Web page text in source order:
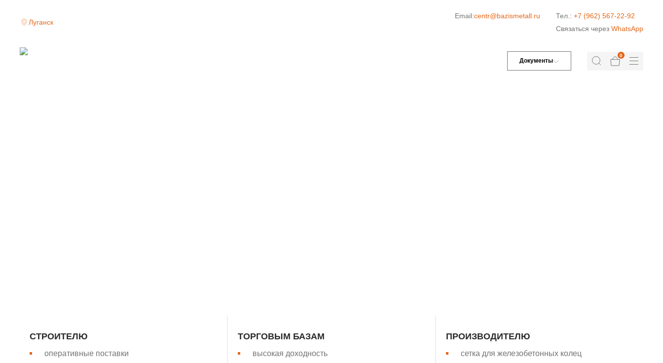
Луганск
Email:centr@bazismetall.ru Тел.: +7 (962) 567-22-92
Связаться через WhatsApp
Документы
0
СТРОИТЕЛЮ
оперативные поставки
ТОРГОВЫМ БАЗАМ
высокая доходность
ПРОИЗВОДИТЕЛЮ
сетка для железобетонных колец